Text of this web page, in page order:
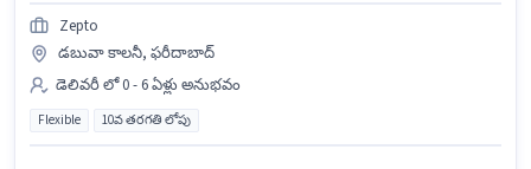
Zepto
డబువా కాలనీ, ఫరీదాబాద్
డెలివరీ లో 0 - 6 ఏళ్లు అనుభవం
Flexible 10వ తరగతి లోపు